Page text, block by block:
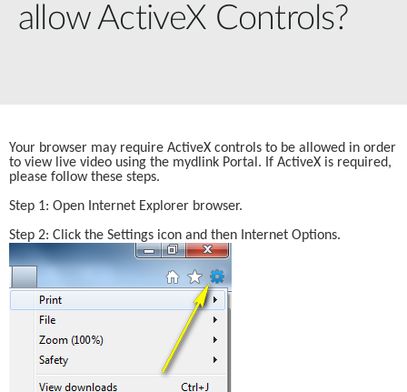
allow ActiveX Controls?
Your browser may require ActiveX controls to be allowed in order
to view live video using the mydlink Portal. If ActiveX is required,
please follow these steps.
Step 1: Open Internet Explorer browser.
Step 2: Click the Settings icon and then Internet Options.